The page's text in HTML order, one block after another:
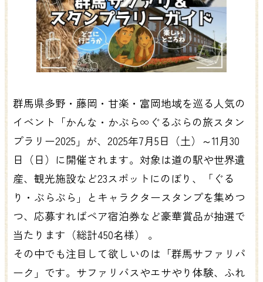
群馬県多野・藤岡・甘楽・富岡地域を巡る人気の
イベント「かんな・かぶら∞ぐるぶらの旅スタン
プラリー2025」が、2025年7月5日（土）～11月30
日（日）に開催されます。対象は道の駅や世界遺
産、観光施設など23スポットにのぼり、「ぐる
り・ぶらぶら」とキャラクタースタンプを集めつ
つ、応募すればペア宿泊券など豪華賞品が抽選で
当たります（総計450名様） 。
その中でも注目して欲しいのは「群馬サファリパ
ーク」です。サファリバスやエサやり体験、ふれ